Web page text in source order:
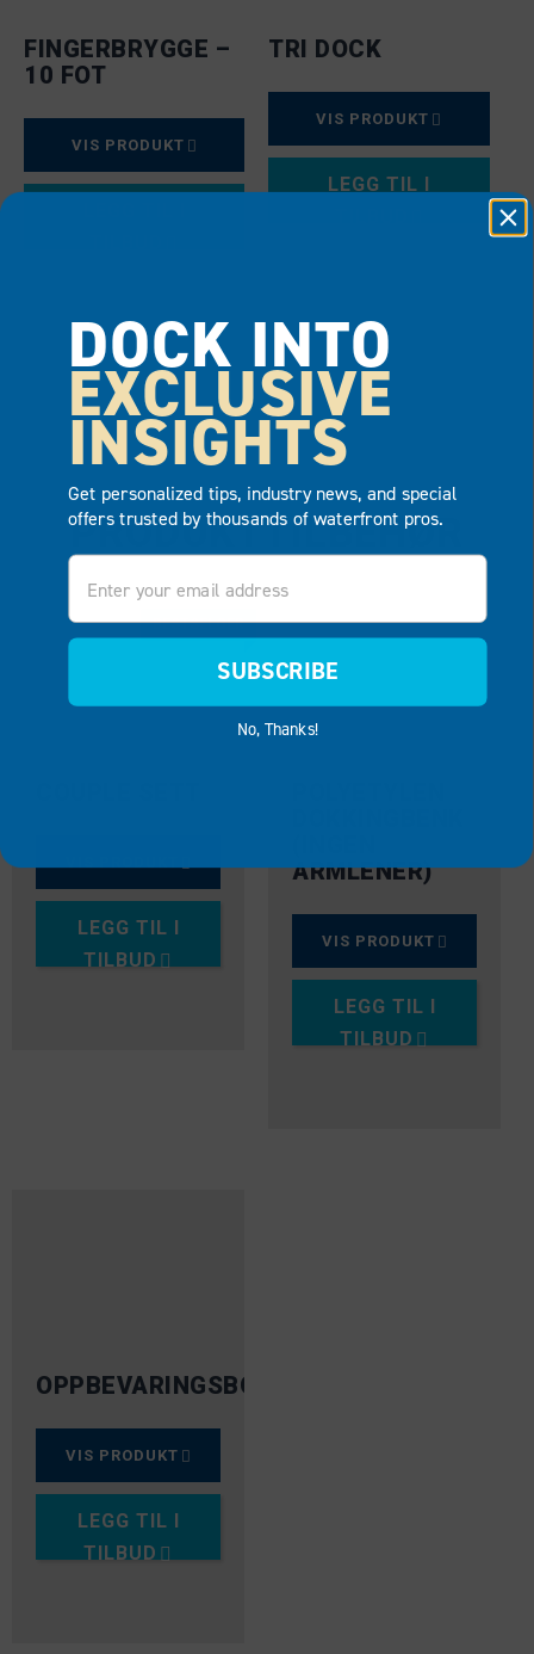
FINGERBRYGGE –
10 FOT
VIS PRODUKT
TRI DOCK
VIS PRODUKT
LEGG TIL I
PRODUKTTILBEHØR
BESTSELGER
LEGG TIL I
TILBUD
ARMLENER)
VIS PRODUKT
LEGG TIL I
TILBUD
OPPBEVARINGSBOKS
VIS PRODUKT
LEGG TIL I
TILBUD
DOCK INTO
EXCLUSIVE
INSIGHTS
Get personalized tips, industry news, and special
offers trusted by thousands of waterfront pros.
Email
SUBSCRIBE
No, Thanks!